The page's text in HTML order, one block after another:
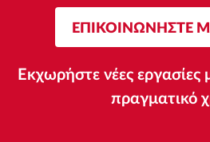
ΕΠΙΚΟΙΝΩΝΗΣΤΕ
Εκχωρήστε νέες εργασίες
πραγματικό